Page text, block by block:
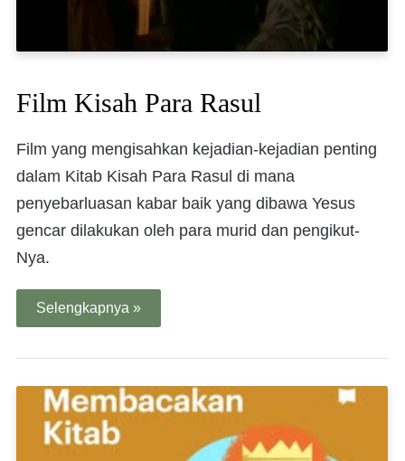
Film Kisah Para Rasul
Film yang mengisahkan kejadian-kejadian penting
dalam Kitab Kisah Para Rasul di mana
penyebarluasan kabar baik yang dibawa Yesus
gencar dilakukan oleh para murid dan pengikut-
Nya.
Selengkapnya »